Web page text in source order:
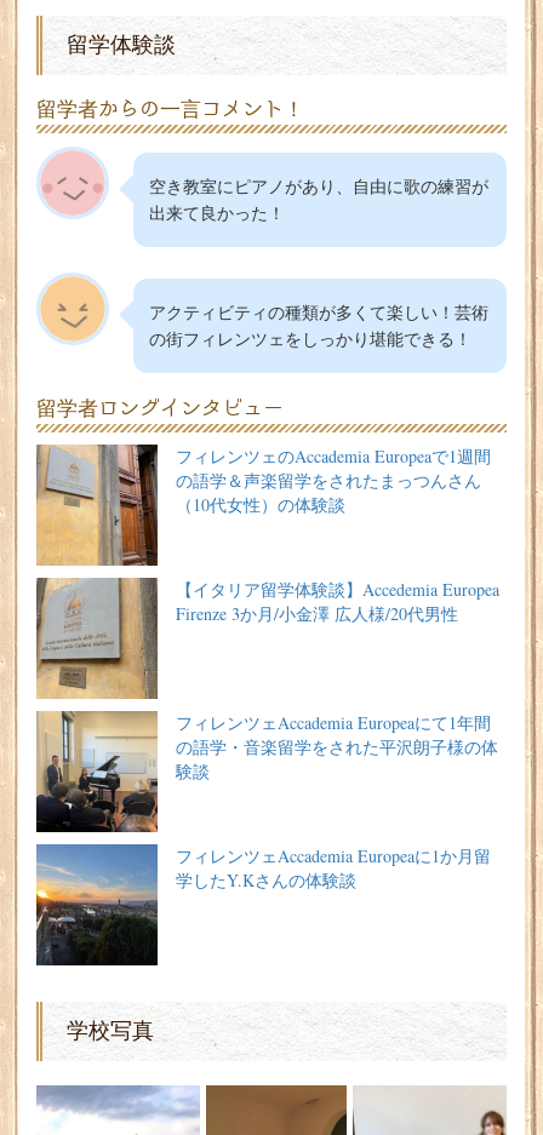
留学体験談
留学者からの一言コメント！
空き教室にピアノがあり、自由に歌の練習が
出来て良かった！
アクティビティの種類が多くて楽しい！芸術
の街フィレンツェをしっかり堪能できる！
留学者ロングインタビュー
フィレンツェのAccademia Europeaで1週間
の語学＆声楽留学をされたまっつんさん
（10代女性）の体験談
【イタリア留学体験談】Accedemia Europea
Firenze 3か月/小金澤 広人様/20代男性
フィレンツェAccademia Europeaにて1年間
の語学・音楽留学をされた平沢朗子様の体
験談
フィレンツェAccademia Europeaに1か月留
学したY.Kさんの体験談
学校写真